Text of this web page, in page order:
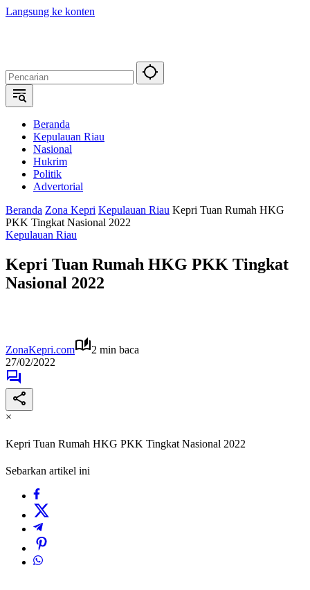
Langsung ke konten
Beranda
Kepulauan Riau
Nasional
Hukrim
Politik
Advertorial
Beranda Zona Kepri Kepulauan Riau Kepri Tuan Rumah HKG
PKK Tingkat Nasional 2022
Kepulauan Riau
Kepri Tuan Rumah HKG PKK Tingkat
Nasional 2022
ZonaKepri.com
2 min baca
27/02/2022
×
Kepri Tuan Rumah HKG PKK Tingkat Nasional 2022
Sebarkan artikel ini